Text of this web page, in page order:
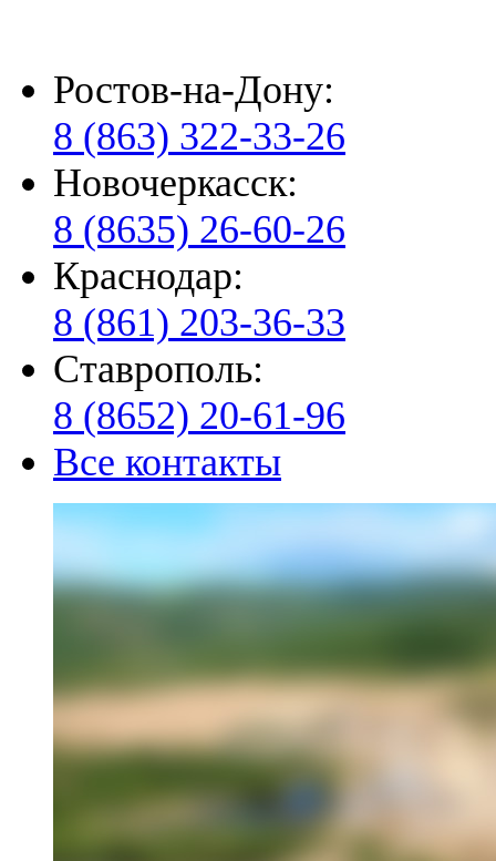
Ростов-на-Дону:
8 (863) 322-33-26
Новочеркасск:
8 (8635) 26-60-26
Краснодар:
8 (861) 203-36-33
Ставрополь:
8 (8652) 20-61-96
Все контакты